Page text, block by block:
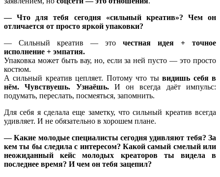
— Что для тебя сегодня «сильный креатив»? Чем он
отличается от просто яркой упаковки?
— Сильный креатив — это честная идея + точное
исполнение + эмпатия.
Упаковка может быть вау, но, если за ней пусто — это просто
костюм.
А сильный креатив цепляет. Потому что тывидишь себя в
нём. Чувствуешь. Узнаёшь.И он всегда даёт импульс:
подумать, переслать, посмеяться, запомнить.
Для себя я сделала еще заметку, что сильный креатив всегда
удивляет. И не обязательно в хорошем плане.
— Какие молодые специалисты сегодня удивляют тебя? За
кем ты бы следила с интересом? Какой самый смелый или
неожиданный кейс молодых креаторов ты видела в
последнее время? И чем он тебя зацепил?